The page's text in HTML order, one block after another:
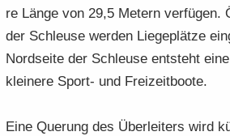
re Länge von 29,5 Me­tern verfü­gen.
der Schleu­se wer­den Lie­ge­plät­ze
Nord­seite der Schleu­se ent­steht
klei­ne­re Sport-​ und Frei­zeit­boo­te.
Eine Que­rung des Über­lei­ters wird